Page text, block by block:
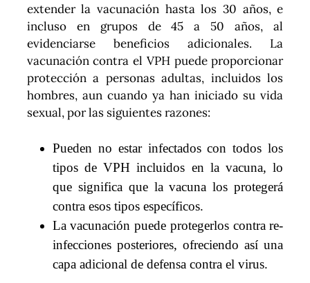
extender la vacunación hasta los 30 años, e
incluso en grupos de 45 a 50 años, al
evidenciarse beneficios adicionales. La
vacunación contra el VPH puede proporcionar
protección a personas adultas, incluidos los
hombres, aun cuando ya han iniciado su vida
sexual, por las siguientes razones:
Pueden no estar infectados con todos los
tipos de VPH incluidos en la vacuna, lo
que significa que la vacuna los protegerá
contra esos tipos específicos.
La vacunación puede protegerlos contra re-
infecciones posteriores, ofreciendo así una
capa adicional de defensa contra el virus.